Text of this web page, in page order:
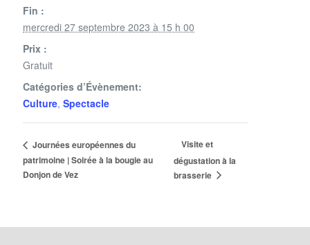
Fin :
mercredi 27 septembre 2023 à 15 h 00
Prix :
Gratuit
Catégories d’Évènement:
Culture, Spectacle
Journées européennes du
patrimoine | Soirée à la bougie au
Donjon de Vez
Visite et
dégustation à la
brasserie